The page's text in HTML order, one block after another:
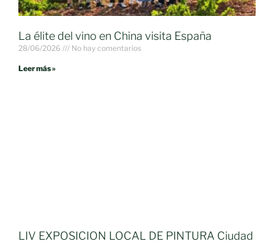
La élite del vino en China visita España
28/06/2026 No hay comentarios
Leer más »
LIV EXPOSICION LOCAL DE PINTURA Ciudad